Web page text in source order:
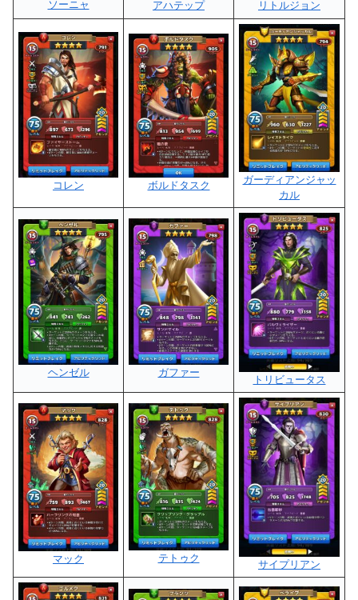
ソーニャ アハテップ リトルジョン
コレン ボルドタスク
ガーディアンジャッ
カル
ヘンゼル ガファー
トリビュータス
マック テトゥク サイプリアン